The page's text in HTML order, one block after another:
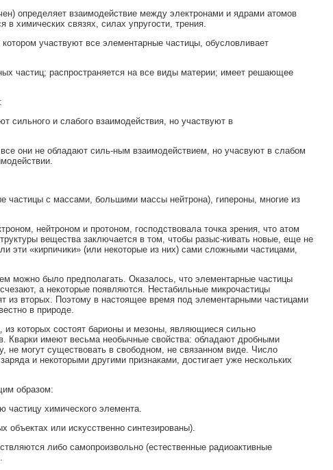
определяет взаимодействие между электронами и ядрами атомов
химических связях, силах упругости, трения.
участвуют все элементарные частицы, обусловливает
частиц; распространяется на все виды материи; имеет решающее
сильного и слабого взаимодействия, но участвуют в
они не обладают силь-ным взаимодействием, но учасвуют в слабом
частицы с массами, большими массы нейтрона), гипероны, многие из
нейтроном и протоном, господствовала точка зрения, что атом
вещества заключается в том, чтобы разыс-кивать новые, еще не
эти «кирпичики» (или некоторые из них) сами сложными частицами,
можно было предполагать. Оказалось, что элементарные частицы
а некоторые появляются. Нестабильные микрочастицы
из вторых. Поэтому в настоящее время под элементарными частицами
в природе.
из которых состоят барионы и мезоны, являющиеся сильно
Кварки имеют весьма необычные свойства: обладают дробными
не могут существовать в свободном, не связанном виде. Число
и некоторыми другими признаками, достигает уже нескольких
образом:
химического элемента.
или искусственно синтезированы).
либо самопроизвольно (естественные радиоактивные